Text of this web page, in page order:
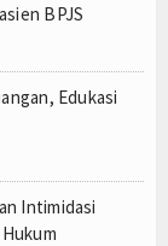
BPJS
Edukasi
Intimidasi